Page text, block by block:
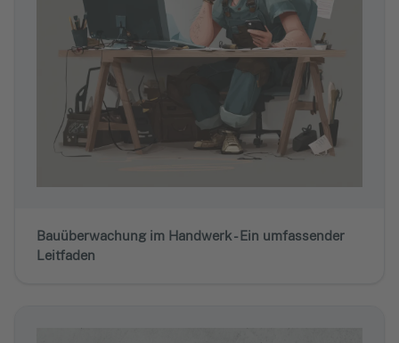
Bauüberwachung im Handwerk - Ein umfassender
Leitfaden